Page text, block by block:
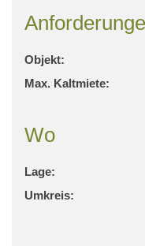
Objekt:
Max. Kaltmiete:
Wo
Lage:
Umkreis: